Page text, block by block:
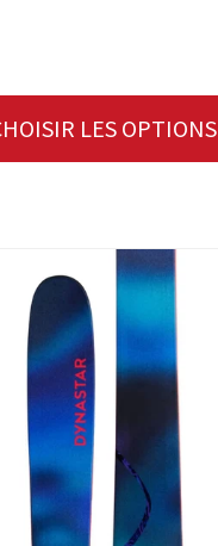
LES OPTIONS